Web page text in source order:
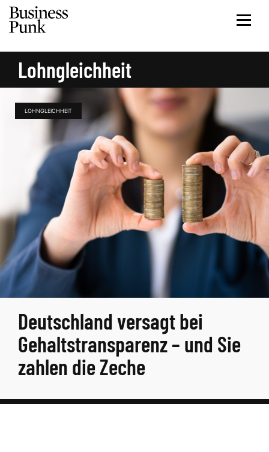
Lohngleichheit
LOHNGLEICHHEIT
Deutschland versagt bei
Gehaltstransparenz – und Sie
zahlen die Zeche